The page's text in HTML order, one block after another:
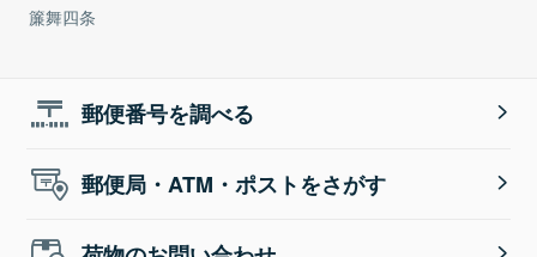
簾舞四条
郵便番号を調べる
郵便局・ATM・ポストをさがす